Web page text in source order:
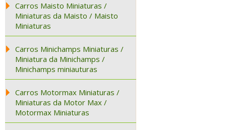
Carros Maisto Miniaturas /
Miniaturas da Maisto / Maisto
Miniaturas
Carros Minichamps Miniaturas /
Miniatura da Minichamps /
Minichamps miniauturas
Carros Motormax Miniaturas /
Miniaturas da Motor Max /
Motormax Miniaturas